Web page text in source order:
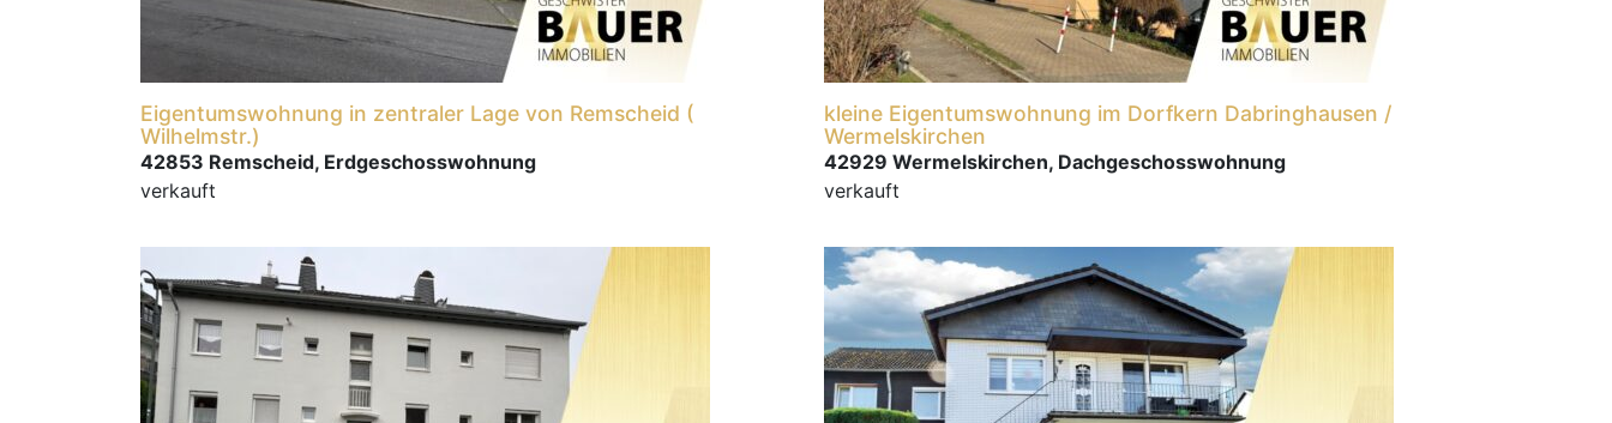
Eigentumswohnung in zentraler Lage von Remscheid (
Wilhelmstr.)
42853 Remscheid, Erdgeschosswohnung
verkauft
kleine Eigentumswohnung im Dorfkern Dabringhausen /
Wermelskirchen
42929 Wermelskirchen, Dachgeschosswohnung
verkauft